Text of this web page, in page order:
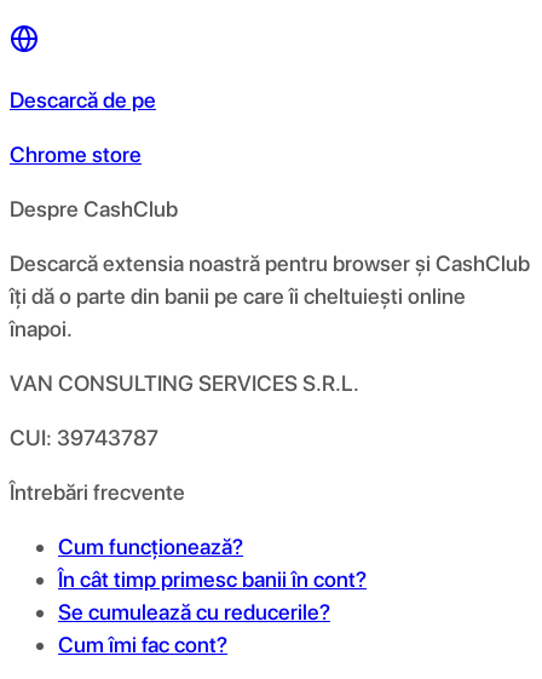
Descarcă de pe
Chrome store
Despre CashClub
Descarcă extensia noastră pentru browser și CashClub
îți dă o parte din banii pe care îi cheltuiești online
înapoi.
VAN CONSULTING SERVICES S.R.L.
CUI: 39743787
Întrebări frecvente
Cum funcționează?
În cât timp primesc banii în cont?
Se cumulează cu reducerile?
Cum îmi fac cont?